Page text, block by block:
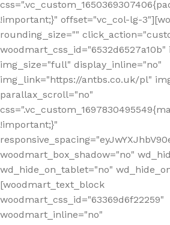
!important;}" offset="vc_col-lg-
rounding_size=""
woodmart_css_id="6532d6527a10b"
img_size="full" display_inline="no"
img_link="https://antbs.co.uk/pl"
parallax_scroll="no"
!important;}"
woodmart_box_shadow="no"
wd_hide_on_tablet="no"
[woodmart_text_block
woodmart_css_id="63369d6f22259"
woodmart_inline="no"